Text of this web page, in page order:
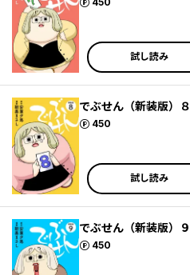
試し読み
でぶせん（新装版）８
450
ポイント
試し読み
でぶせん（新装版）９
450
ポイント